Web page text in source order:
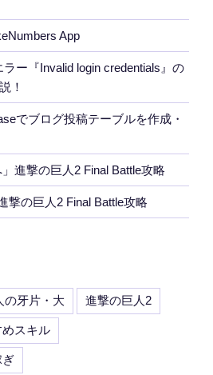
App
ー『Invalid login credentials』の
！
でブログ投稿テーブルを作成・
進撃の巨人2 Final Battle攻略
撃の巨人2 Final Battle攻略
の牙片・大 進撃の巨人2
スキル